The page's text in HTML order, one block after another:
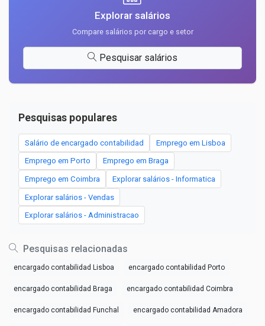
Explorar salários
Compare salários por cargo e setor
Pesquisar salários
Pesquisas populares
Salário de encargado contabilidad Emprego em Lisboa
Emprego em Porto Emprego em Braga
Emprego em Coimbra Explorar salários - Informatica
Explorar salários - Vendas
Explorar salários - Administracao
Pesquisas relacionadas
encargado contabilidad Lisboa encargado contabilidad Porto
encargado contabilidad Braga encargado contabilidad Coimbra
encargado contabilidad Funchal encargado contabilidad Amadora